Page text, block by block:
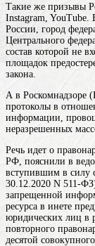
Такие же призывы
Instagram, YouTube.
России, город
Центрального
состав которой не
площадок
закона.
А в Роскомнадзоре
протоколы в
информации,
неразрешенных
Речь идет о
РФ, пояснили в
вступившим в силу
30.12.2020 N 511-
запрещенной
ресурса в инете
юридических лиц в
повторного
десятой